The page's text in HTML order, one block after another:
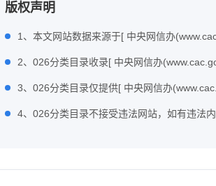
版权声明
1、本文网站数据来源于[ 中央网信办
2、026分类目录收录[ 中央网信办
3、026分类目录仅提供[ 中央网信办
4、026分类目录不接受违法网站，如有违法